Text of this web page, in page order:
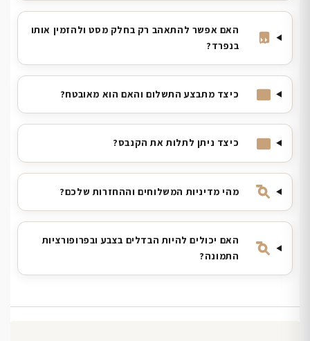
האם אפשר להתאהב רק בחלק מסט ולהזמין אותו
בנפרד?
כיצד מתבצע התשלום והאם הוא מאובטח?
כיצד ניתן לתלות את הקנבס?
מהי מדיניות המשלוחים וההחזרות שלכם?
האם יכולים להיות הבדלים בצבע ובפרופורציות
התמונה?